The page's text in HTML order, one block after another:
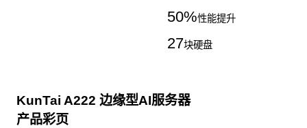
50%性能提升
27块硬盘
KunTai A222 边缘型AI服务器
产品彩页